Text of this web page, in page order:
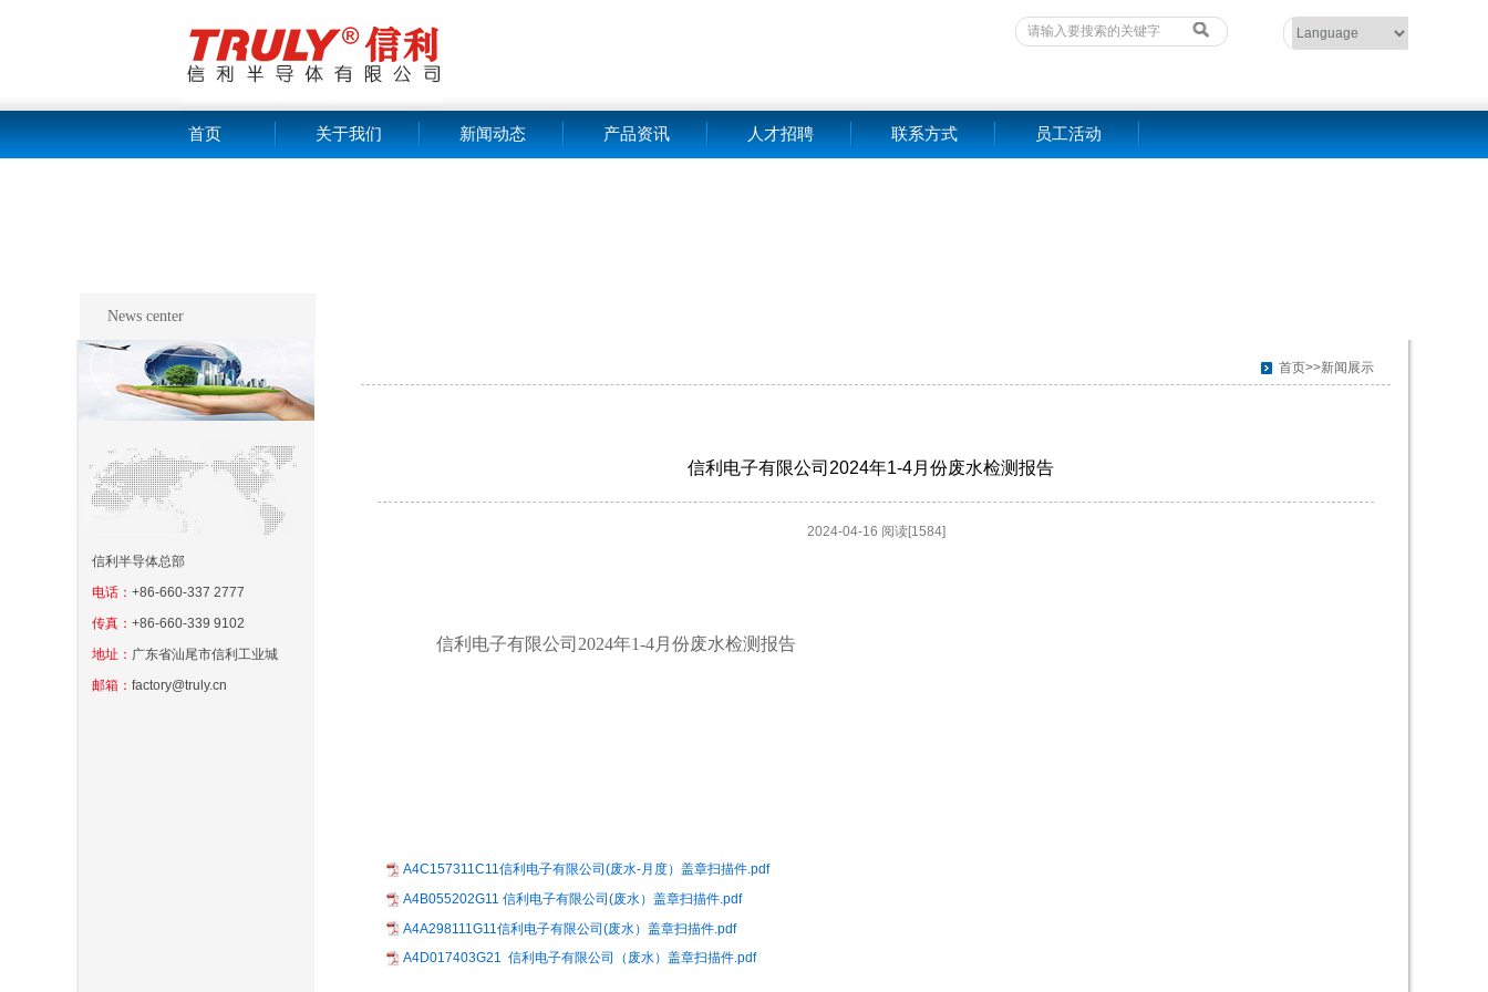
首页 关于我们 新闻动态 产品资讯 人才招聘 联系方式 员工活动
News center
信利半导体总部
电话： +86-660-337 2777
传真： +86-660-339 9102
地址： 广东省汕尾市信利工业城
邮箱： factory@truly.cn
首页>>新闻展示
信利电子有限公司2024年1-4月份废水检测报告
2024-04-16 阅读[1584]
信利电子有限公司2024年1-4月份废水检测报告
A4C157311C11信利电子有限公司(废水-月度）盖章扫描件.pdf
A4B055202G11 信利电子有限公司(废水）盖章扫描件.pdf
A4A298111G11信利电子有限公司(废水）盖章扫描件.pdf
A4D017403G21 信利电子有限公司（废水）盖章扫描件.pdf